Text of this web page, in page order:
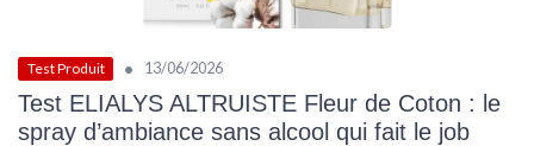
Test Produit • 13/06/2026
Test ELIALYS ALTRUISTE Fleur de Coton : le
spray d’ambiance sans alcool qui fait le job